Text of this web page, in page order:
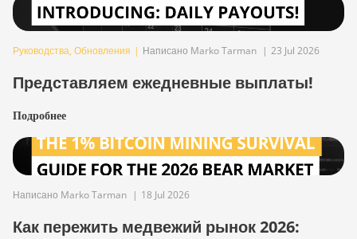
Руководства, Обновления | Написано Marko Tarman | 23 Jul 2026
Представляем ежедневные выплаты!
Подробнее
Написано Marko Tarman | 18 Jul 2026
Как пережить медвежий рынок 2026: